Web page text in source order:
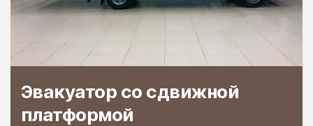
Эвакуатор со сдвижной
платформой
Черкизово Чёрная
Черноголовка Чёрное
Чертаново Северное Чертаново Центральное
Чертаново Южное Черусти
Чехов